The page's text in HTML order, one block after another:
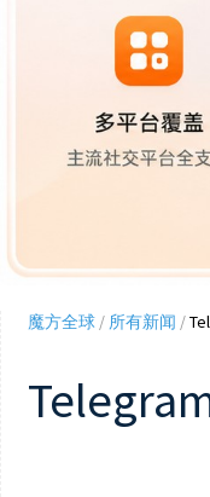
魔方全球/ 所有新闻 /